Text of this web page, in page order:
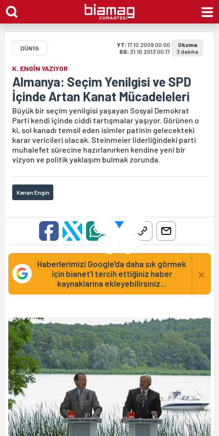
DÜNYA YT: 17.10.2009 00:00
SG: 31.10.2013 00:17
Okuma
3 dakika
K. ENGİN YAZIYOR
Almanya: Seçim Yenilgisi ve SPD
İçinde Artan Kanat Mücadeleleri
Büyük bir seçim yenilgisi yaşayan Sosyal Demokrat
Parti kendi içinde ciddi tartışmalar yaşıyor. Görünen o
ki, sol kanadı temsil eden isimler patinin gelecekteki
karar vericileri olacak. Steinmeier liderliğindeki parti
muhalefet sürecine hazırlanırken kendine yeni bir
vizyon ve politik yaklaşım bulmak zorunda.
Kenan Engin
Haberlerimizi Google'da daha sık görmek
için bianet'i tercih ettiğiniz haber
kaynaklarına ekleyebilirsiniz...
×